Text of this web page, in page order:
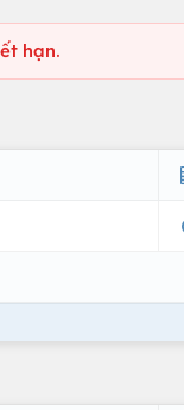
hạn.